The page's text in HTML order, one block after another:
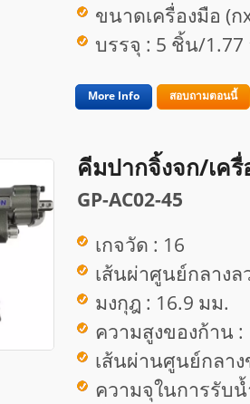
ขนาดเครื่องมือ (ก
บรรจุ : 5 ชิ้น/
More Info สอบถามตอนนี้
คีมปากจิ้งจก/เค
GP-AC02-45
เกจวัด : 16
เส้นผ่าศูนย์กลางล
มงกุฎ : 16.9 มม.
ความสูงของก้าน :
เส้นผ่านศูนย์กลา
ความจุในการรับ